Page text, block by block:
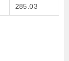
285.03